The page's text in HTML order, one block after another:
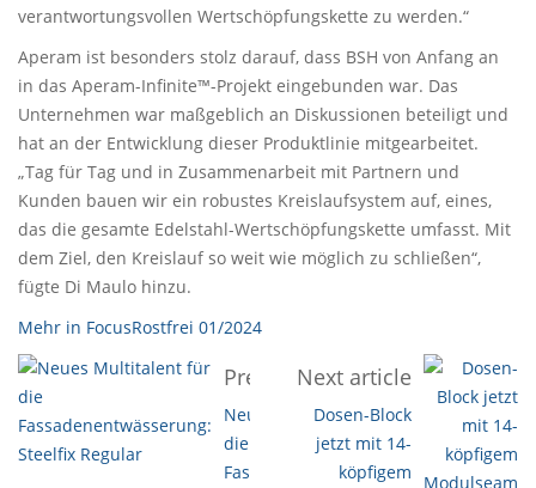
verantwortungsvollen Wertschöpfungskette zu werden.“
Aperam ist besonders stolz darauf, dass BSH von Anfang an
in das Aperam-Infinite™-Projekt eingebunden war. Das
Unternehmen war maßgeblich an Diskussionen beteiligt und
hat an der Entwicklung dieser Produktlinie mitgearbeitet.
„Tag für Tag und in Zusammenarbeit mit Partnern und
Kunden bauen wir ein robustes Kreislaufsystem auf, eines,
das die gesamte Edelstahl-Wertschöpfungskette umfasst. Mit
dem Ziel, den Kreislauf so weit wie möglich zu schließen“,
fügte Di Maulo hinzu.
Mehr in FocusRostfrei 01/2024
Previous article
Neues Multitalent für
die
Fassadenentwässerung:
Next article
Dosen-Block
jetzt mit 14-
köpfigem